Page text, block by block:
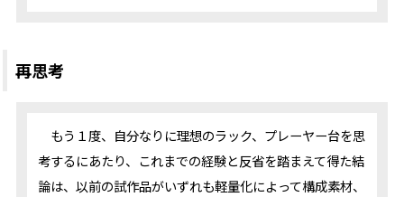
再思考
もう１度、自分なりに理想のラック、プレーヤー台を思
考するにあたり、これまでの経験と反省を踏まえて得た結
論は、以前の試作品がいずれも軽量化によって構成素材、